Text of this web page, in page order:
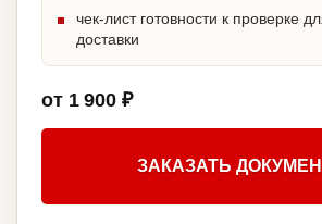
чек-лист готовности к проверке
доставки
от 1 900 ₽
ЗАКАЗАТЬ